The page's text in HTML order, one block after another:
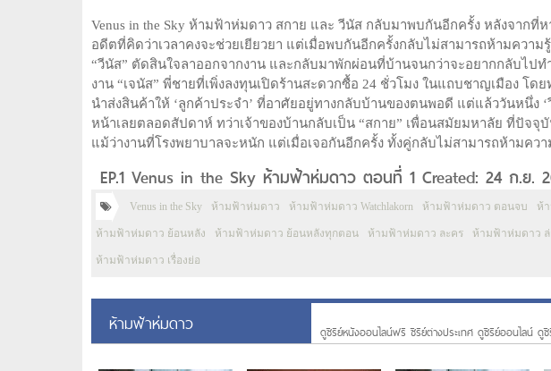
Venus in the Sky ห้ามฟ้าห่มดาว สกาย และ วีนัส กลับมาพบกันอีกครั้ง หลังจากที่ห
อดีตที่คิดว่าเวลาคงจะช่วยเยียวยา แต่เมื่อพบกันอีกครั้งกลับไม่สามารถห้ามควา
“วีนัส” ตัดสินใจลาออกจากงาน และกลับมาพักผ่อนที่บ้านจนกว่าจะอยากกลับไปท
งาน “เจนัส” พี่ชายที่เพิ่งลงทุนเปิดร้านสะดวกซื้อ 24 ชั่วโมง ในแถบชาญเมือง โ
นำส่งสินค้าให้ ‘ลูกค้าประจำ’ ที่อาศัยอยู่ทางกลับบ้านของตนพอดี แต่แล้ววันหนึ่ง
หน้าเลยตลอดสัปดาห์ ทว่าเจ้าของบ้านกลับเป็น “สกาย” เพื่อนสมัยมหาลัย ที่ปัจ
แม้ว่างานที่โรงพยาบาลจะหนัก แต่เมื่อเจอกันอีกครั้ง ทั้งคู่กลับไม่สามารถห้ามคว
EP.1 Venus in the Sky ห้ามฟ้าห่มดาว ตอนที่ 1 Created: 24 ก.ย.
Venus in the Sky ห้ามฟ้าห่มดาว ห้ามฟ้าห่มดาว Watchlakorn ห้ามฟ้าห่มดาว ตอนจบ ห้
ห้ามฟ้าห่มดาว ย้อนหลัง ห้ามฟ้าห่มดาว ย้อนหลังทุกตอน ห้ามฟ้าห่มดาว ละคร ห้ามฟ้าห่มดาว
ห้ามฟ้าห่มดาว เรื่องย่อ
ห้ามฟ้าห่มดาว ดูซีรีย์หนังออนไลน์ฟรี ซีรีย์ต่างประเทศ ดูซีรีย์ออนไลน์ ดู